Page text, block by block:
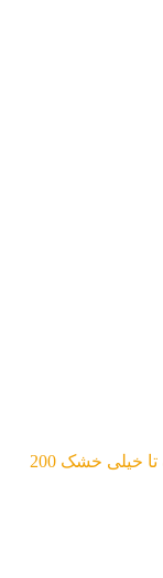
کرم مرطوب کننده دست نوترژینا پوست خشک تا خیلی خشک 200